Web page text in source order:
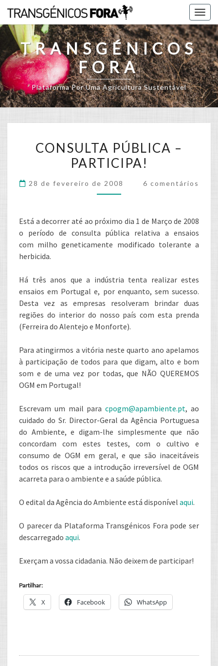
Skip
content
TRANSGÉNICOS
FORA
Plataforma Por Uma Agricultura Sustentável
PÚBLICA
–
CONSULTA PÚBLICA –
PARTICIPA!
28 de fevereiro de 2008 Comments
6 comentários
Está a decorrer até ao próximo dia 1 de Março de 2008
o período de consulta pública relativa a ensaios
com milho geneticamente modificado tolerante a
herbicida.
Há três anos que a indústria tenta realizar estes
ensaios em Portugal e, por enquanto, sem sucesso.
Desta vez as empresas resolveram brindar duas
regiões do interior do nosso país com esta prenda
(Ferreira do Alentejo e Monforte).
Para atingirmos a vitória neste quarto ano apelamos
à participação de todos para que digam, alto e bom
som e de uma vez por todas, que NÃO QUEREMOS
OGM em Portugal!
Escrevam um mail paracpogm@apambiente.pt, ao
cuidado do Sr. Director-Geral da Agência Portuguesa
do Ambiente, e digam-lhe simplesmente que não
concordam com estes testes, com o cultivo e
consumo de OGM em geral, e que são inaceitáveis
todos os riscos que a introdução irreversível de OGM
acarreta para o ambiente e a saúde pública.
O edital da Agência do Ambiente está disponível aqui.
O parecer da Plataforma Transgénicos Fora pode ser
descarregado aqui.
Exerçam a vossa cidadania. Não deixem de participar!
Partilhar:
X Facebook WhatsApp